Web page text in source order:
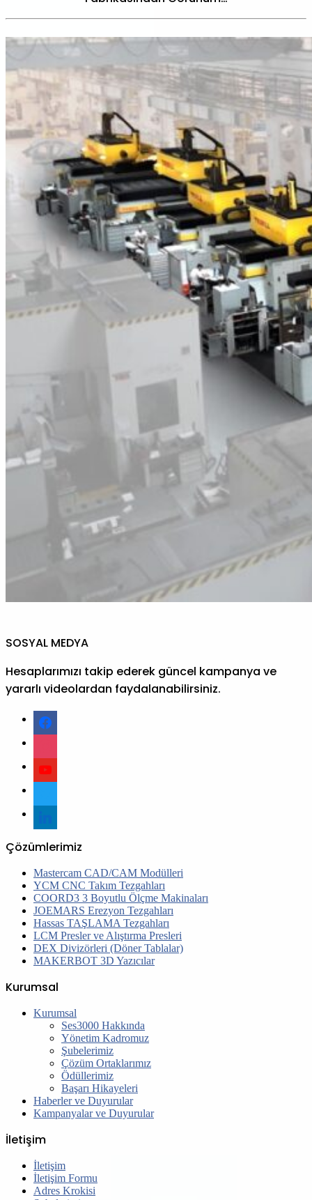
SOSYAL MEDYA
Hesaplarımızı takip ederek güncel kampanya ve
yararlı videolardan faydalanabilirsiniz.
facebook
instagram
youtube
twitter
linkedin
Çözümlerimiz
Mastercam CAD/CAM Modülleri
YCM CNC Takım Tezgahları
COORD3 3 Boyutlu Ölçme Makinaları
JOEMARS Erezyon Tezgahları
Hassas TAŞLAMA Tezgahları
LCM Presler ve Alıştırma Presleri
DEX Divizörleri (Döner Tablalar)
MAKERBOT 3D Yazıcılar
Kurumsal
Kurumsal
Ses3000 Hakkında
Yönetim Kadromuz
Şubelerimiz
Çözüm Ortaklarımız
Ödüllerimiz
Başarı Hikayeleri
Haberler ve Duyurular
Kampanyalar ve Duyurular
İletişim
İletişim
İletişim Formu
Adres Krokisi